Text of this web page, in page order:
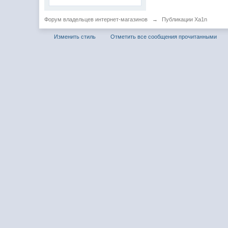
Форум владельцев интернет-магазинов → Публикации Xa1n
Изменить стиль Отметить все сообщения прочитанными